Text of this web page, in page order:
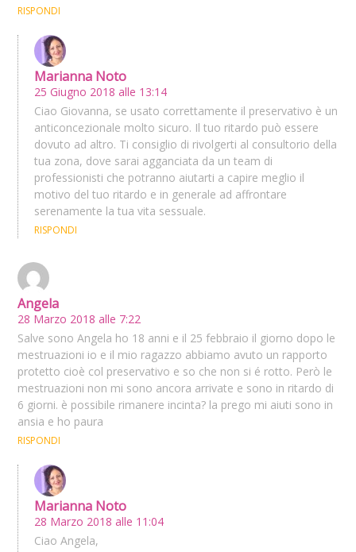
RISPONDI
Marianna Noto
25 Giugno 2018 alle 13:14
Ciao Giovanna, se usato correttamente il preservativo è un
anticoncezionale molto sicuro. Il tuo ritardo può essere
dovuto ad altro. Ti consiglio di rivolgerti al consultorio della
tua zona, dove sarai agganciata da un team di
professionisti che potranno aiutarti a capire meglio il
motivo del tuo ritardo e in generale ad affrontare
serenamente la tua vita sessuale.
RISPONDI
Angela
28 Marzo 2018 alle 7:22
Salve sono Angela ho 18 anni e il 25 febbraio il giorno dopo le
mestruazioni io e il mio ragazzo abbiamo avuto un rapporto
protetto cioè col preservativo e so che non si é rotto. Però le
mestruazioni non mi sono ancora arrivate e sono in ritardo di
6 giorni. è possibile rimanere incinta? la prego mi aiuti sono in
ansia e ho paura
RISPONDI
Marianna Noto
28 Marzo 2018 alle 11:04
Ciao Angela,